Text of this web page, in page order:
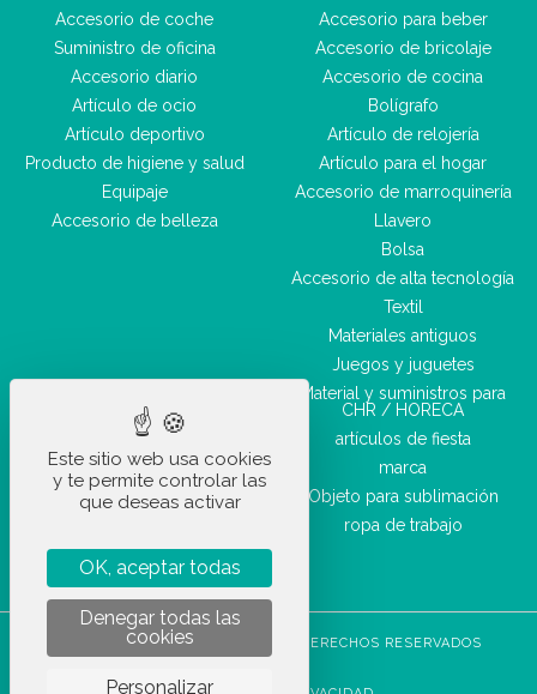
Accesorio de coche
Suministro de oficina
Accesorio diario
Artículo de ocio
Artículo deportivo
Producto de higiene y salud
Equipaje
Accesorio de belleza
Accesorio para beber
Accesorio de bricolaje
Accesorio de cocina
Bolígrafo
Artículo de relojería
Artículo para el hogar
Accesorio de marroquinería
Llavero
Bolsa
Accesorio de alta tecnología
Textil
Materiales antiguos
Juegos y juguetes
Material y suministros para
CHR / HORECA
artículos de fiesta
marca
Objeto para sublimación
ropa de trabajo
STOCKETIK © 2023 - TODOS LOS DERECHOS RESERVADOS
Este sitio web usa cookies
y te permite controlar las
que deseas activar
OK, aceptar todas
Denegar todas las
cookies
Personalizar